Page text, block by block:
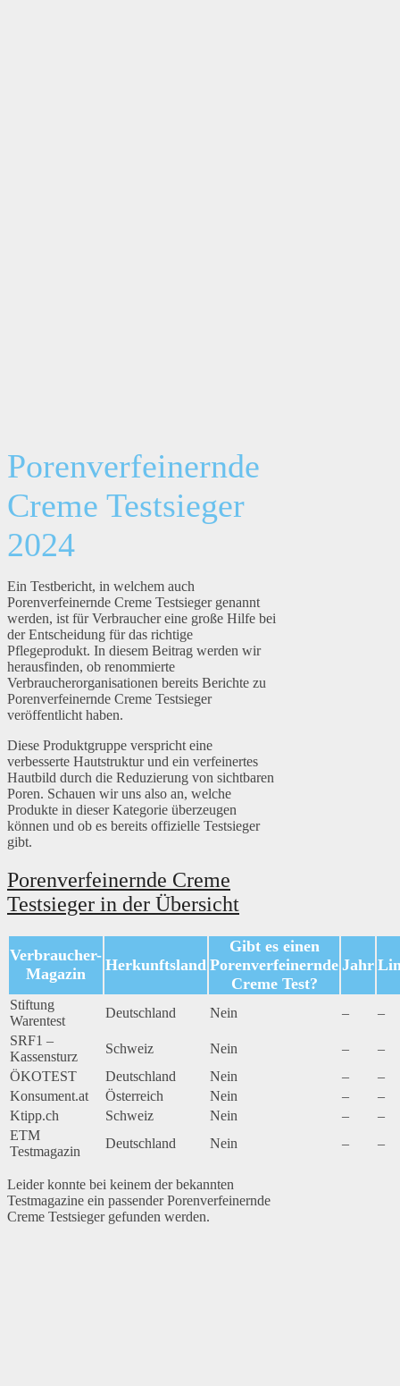
Porenverfeinernde
Creme Testsieger
2024
Ein Testbericht, in welchem auch
Porenverfeinernde Creme Testsieger genannt
werden, ist für Verbraucher eine große Hilfe bei
der Entscheidung für das richtige
Pflegeprodukt. In diesem Beitrag werden wir
herausfinden, ob renommierte
Verbraucherorganisationen bereits Berichte zu
Porenverfeinernde Creme Testsieger
veröffentlicht haben.
Diese Produktgruppe verspricht eine
verbesserte Hautstruktur und ein verfeinertes
Hautbild durch die Reduzierung von sichtbaren
Poren. Schauen wir uns also an, welche
Produkte in dieser Kategorie überzeugen
können und ob es bereits offizielle Testsieger
gibt.
Porenverfeinernde Creme
Testsieger in der Übersicht
Verbraucher-
Magazin
Herkunftsland
Gibt es einen
Porenverfeinernde
Creme Test?
Jahr
Stiftung
Warentest
Deutschland Nein –
–
SRF1 –
Kassensturz
Schweiz Nein –
–
ÖKOTEST
Deutschland Nein –
–
Konsument.at
Österreich Nein –
–
Ktipp.ch
Schweiz Nein –
–
ETM
Testmagazin
Deutschland Nein – –
Leider konnte bei keinem der bekannten
Testmagazine ein passender Porenverfeinernde
Creme Testsieger gefunden werden.